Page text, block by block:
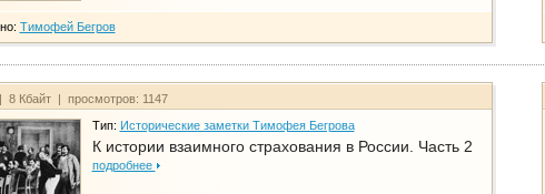
Тимофей Бегров
8 Кбайт | просмотров: 1147
Тип: Исторические заметки Тимофея Бегрова
К истории взаимного страхования в России. Часть 2
подробнее